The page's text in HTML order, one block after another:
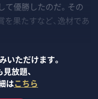
て優勝したのだ。その
果たすなど、逸材であ
いただけます。
放題、
はこちら